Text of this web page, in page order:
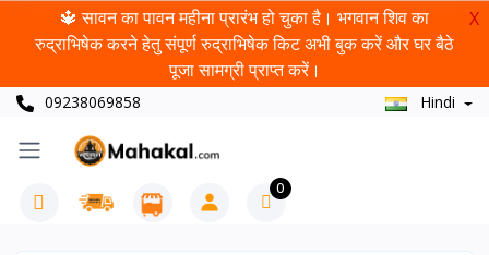
🔱 सावन का पावन महीना प्रारंभ हो चुका है। भगवान शिव का
रुद्राभिषेक करने हेतु संपूर्ण रुद्राभिषेक किट अभी बुक करें और घर बैठे
पूजा सामग्री प्राप्त करें।
X
09238069858 Hindi
0